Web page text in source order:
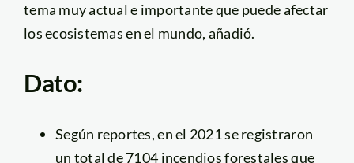
tema muy actual e importante que puede afectar
los ecosistemas en el mundo, añadió.
Dato:
Según reportes, en el 2021 se registraron
un total de 7104 incendios forestales que